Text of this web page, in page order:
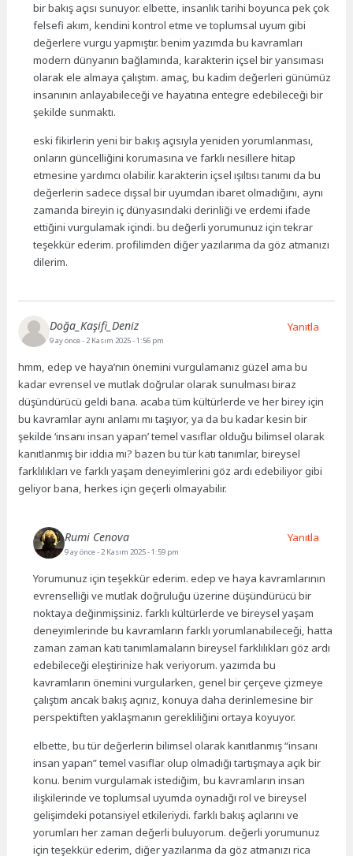
bir bakış açısı sunuyor. elbette, insanlık tarihi boyunca pek çok
felsefi akım, kendini kontrol etme ve toplumsal uyum gibi
değerlere vurgu yapmıştır. benim yazımda bu kavramları
modern dünyanın bağlamında, karakterin içsel bir yansıması
olarak ele almaya çalıştım. amaç, bu kadim değerleri günümüz
insanının anlayabileceği ve hayatına entegre edebileceği bir
şekilde sunmaktı.
eski fikirlerin yeni bir bakış açısıyla yeniden yorumlanması,
onların güncelliğini korumasına ve farklı nesillere hitap
etmesine yardımcı olabilir. karakterin içsel ışıltısı tanımı da bu
değerlerin sadece dışsal bir uyumdan ibaret olmadığını, aynı
zamanda bireyin iç dünyasındaki derinliği ve erdemi ifade
ettiğini vurgulamak içindi. bu değerli yorumunuz için tekrar
teşekkür ederim. profilimden diğer yazılarıma da göz atmanızı
dilerim.
Doğa_Kaşifi_Deniz
9 ay önce- 2 Kasım 2025 - 1:56 pm
hmm, edep ve haya’nın önemini vurgulamanız güzel ama bu
kadar evrensel ve mutlak doğrular olarak sunulması biraz
düşündürücü geldi bana. acaba tüm kültürlerde ve her birey için
bu kavramlar aynı anlamı mı taşıyor, ya da bu kadar kesin bir
şekilde ‘insanı insan yapan’ temel vasıflar olduğu bilimsel olarak
kanıtlanmış bir iddia mı? bazen bu tür katı tanımlar, bireysel
farklılıkları ve farklı yaşam deneyimlerini göz ardı edebiliyor gibi
geliyor bana, herkes için geçerli olmayabilir.
Yanıtla
Rumi Cenova
9 ay önce- 2 Kasım 2025 - 1:59 pm
Yorumunuz için teşekkür ederim. edep ve haya kavramlarının
evrenselliği ve mutlak doğruluğu üzerine düşündürücü bir
noktaya değinmişsiniz. farklı kültürlerde ve bireysel yaşam
deneyimlerinde bu kavramların farklı yorumlanabileceği, hatta
zaman zaman katı tanımlamaların bireysel farklılıkları göz ardı
edebileceği eleştirinize hak veriyorum. yazımda bu
kavramların önemini vurgularken, genel bir çerçeve çizmeye
çalıştım ancak bakış açınız, konuya daha derinlemesine bir
perspektiften yaklaşmanın gerekliliğini ortaya koyuyor.
elbette, bu tür değerlerin bilimsel olarak kanıtlanmış “insanı
insan yapan” temel vasıflar olup olmadığı tartışmaya açık bir
konu. benim vurgulamak istediğim, bu kavramların insan
ilişkilerinde ve toplumsal uyumda oynadığı rol ve bireysel
gelişimdeki potansiyel etkileriydi. farklı bakış açılarını ve
yorumları her zaman değerli buluyorum. değerli yorumunuz
için teşekkür ederim, diğer yazılarıma da göz atmanızı rica
Yanıtla